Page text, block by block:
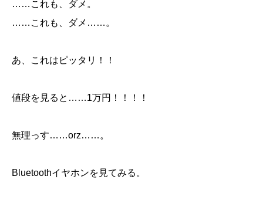
……これも、ダメ。
……これも、ダメ……。
あ、これはピッタリ！！
値段を見ると……1万円！！！！
無理っす……orz……。
Bluetoothイヤホンを見てみる。